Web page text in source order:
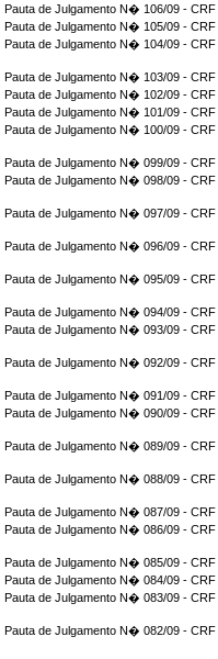
Pauta de Julgamento N� 106/09 - CRF
Pauta de Julgamento N� 105/09 - CRF
Pauta de Julgamento N� 104/09 - CRF
Pauta de Julgamento N� 103/09 - CRF
Pauta de Julgamento N� 102/09 - CRF
Pauta de Julgamento N� 101/09 - CRF
Pauta de Julgamento N� 100/09 - CRF
Pauta de Julgamento N� 099/09 - CRF
Pauta de Julgamento N� 098/09 - CRF
Pauta de Julgamento N� 097/09 - CRF
Pauta de Julgamento N� 096/09 - CRF
Pauta de Julgamento N� 095/09 - CRF
Pauta de Julgamento N� 094/09 - CRF
Pauta de Julgamento N� 093/09 - CRF
Pauta de Julgamento N� 092/09 - CRF
Pauta de Julgamento N� 091/09 - CRF
Pauta de Julgamento N� 090/09 - CRF
Pauta de Julgamento N� 089/09 - CRF
Pauta de Julgamento N� 088/09 - CRF
Pauta de Julgamento N� 087/09 - CRF
Pauta de Julgamento N� 086/09 - CRF
Pauta de Julgamento N� 085/09 - CRF
Pauta de Julgamento N� 084/09 - CRF
Pauta de Julgamento N� 083/09 - CRF
Pauta de Julgamento N� 082/09 - CRF